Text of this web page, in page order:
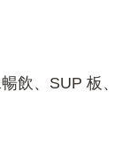
飲、SUP 板